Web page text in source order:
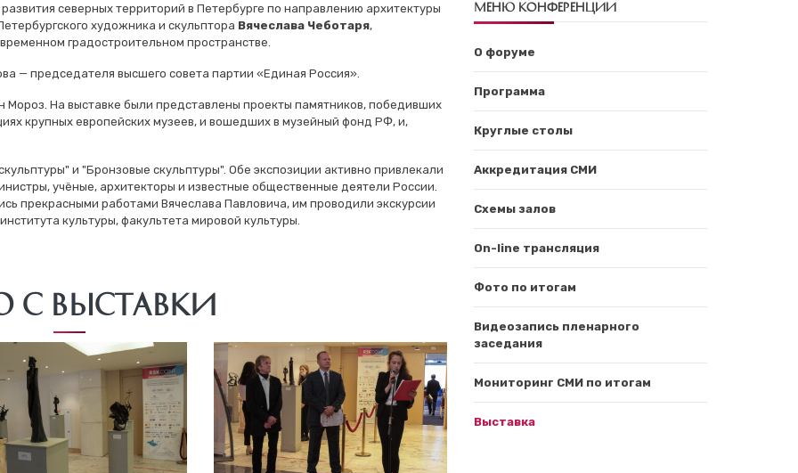
северных территорий в Петербурге по направлению архитектуры
художника и скульптора Вячеслава Чеботаря,
градостроительном пространстве.
— председателя высшего совета партии «Единая Россия».
Мороз. На выставке были представлены проекты памятников, победивших
крупных европейских музеев, и вошедших в музейный фонд РФ, и,
и "Бронзовые скульптуры". Обе экспозиции активно привлекали
учёные, архитекторы и известные общественные деятели России.
прекрасными работами Вячеслава Павловича, им проводили экскурсии
культуры, факультета мировой культуры.
с выставки
МЕНЮ КОНФЕРЕНЦИИ
О форуме
Программа
Круглые столы
Аккредитация СМИ
Схемы залов
On-line трансляция
Фото по итогам
Видеозапись пленарного
заседания
Мониторинг СМИ по итогам
Выставка